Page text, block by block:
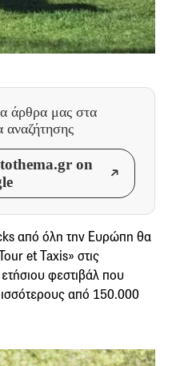
άρθρα μας στα
αναζήτησης
on
από όλη την Ευρώπη θα
et Taxis» στις
φεστιβάλ που
από 150.000